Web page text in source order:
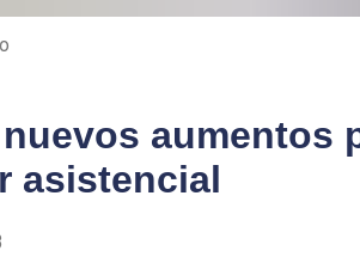
aumentos
asistencial